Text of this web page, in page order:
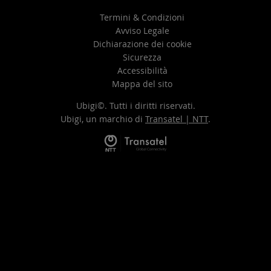
Termini & Condizioni
Avviso Legale
Dichiarazione dei cookie
Sicurezza
Accessibilità
Mappa del sito
Ubigi©. Tutti i diritti riservati.
Ubigi, un marchio di Transatel | NTT.